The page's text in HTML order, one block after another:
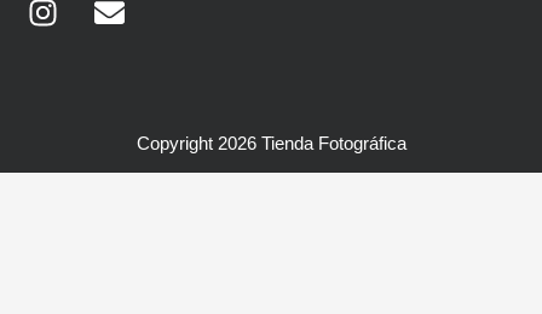
Copyright 2026 Tienda Fotográfica